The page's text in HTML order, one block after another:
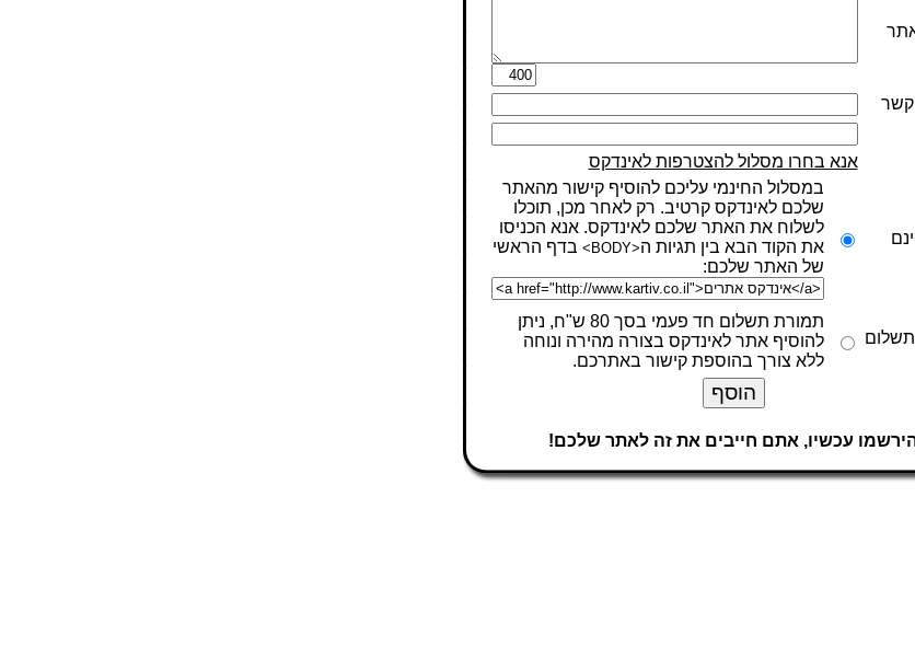
אנא בחרו מסלול להצטרפות לאינדקס
במסלול החינמי עליכם להוסיף קישור מהאתר
שלכם לאינדקס קרטיב. רק לאחר מכן, תוכלו
לשלוח את האתר שלכם לאינדקס. אנא הכניסו
את הקוד הבא בין תגיות ה<BODY>
בדף הראשי
של האתר שלכם:
תמורת תשלום חד פעמי בסך 80 ש"ח, ניתן
להוסיף אתר לאינדקס בצורה מהירה ונוחה
ללא צורך בהוספת קישור באתרכם.
עכשיו, אתם חייבים את זה לאתר שלכם!